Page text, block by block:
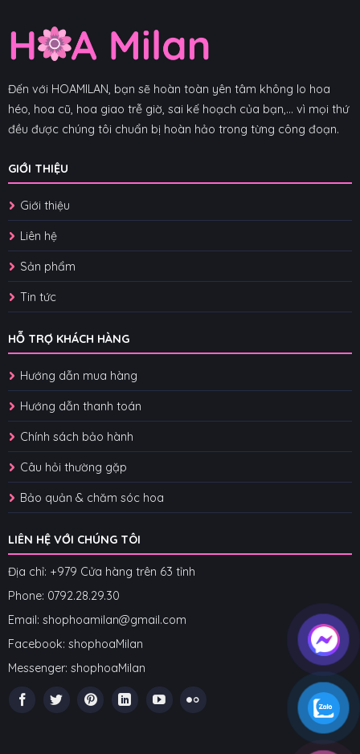
Đến với HOAMILAN, bạn sẽ hoàn toàn yên tâm không lo hoa
héo, hoa cũ, hoa giao trễ giờ, sai kế hoạch của bạn,... vì mọi thứ
đều được chúng tôi chuẩn bị hoàn hảo trong từng công đoạn.
GIỚI THIỆU
Giới thiệu
Liên hệ
Sản phẩm
Tin tức
HỖ TRỢ KHÁCH HÀNG
Hướng dẫn mua hàng
Hướng dẫn thanh toán
Chính sách bảo hành
Câu hỏi thường gặp
Bảo quản & chăm sóc hoa
LIÊN HỆ VỚI CHÚNG TÔI
Địa chỉ: +979 Cửa hàng trên 63 tỉnh
Phone: 0792.28.29.30
Email: shophoamilan@gmail.com
Facebook: shophoaMilan
Messenger: shophoaMilan